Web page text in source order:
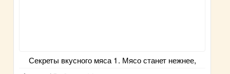
Секреты вкусного мяса 1. Мясо станет нежнее,